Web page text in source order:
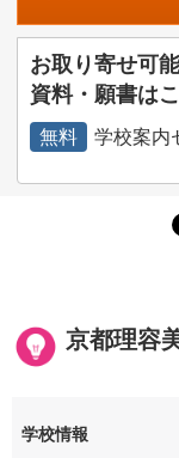
お取り寄せ可
資料・願書は
無料 学校案内
京都理容
学校情報